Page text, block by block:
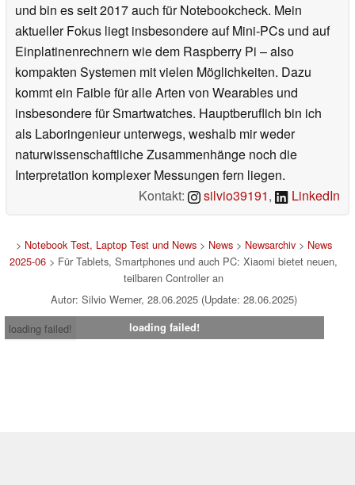
und bin es seit 2017 auch für Notebookcheck. Mein
aktueller Fokus liegt insbesondere auf Mini-PCs und auf
Einplatinenrechnern wie dem Raspberry Pi – also
kompakten Systemen mit vielen Möglichkeiten. Dazu
kommt ein Faible für alle Arten von Wearables und
insbesondere für Smartwatches. Hauptberuflich bin ich
als Laboringenieur unterwegs, weshalb mir weder
naturwissenschaftliche Zusammenhänge noch die
Interpretation komplexer Messungen fern liegen.
Kontakt:
silvio39191, LinkedIn
> Notebook Test, Laptop Test und News> News> Newsarchiv> News
2025-06 > Für Tablets, Smartphones und auch PC: Xiaomi bietet neuen,
teilbaren Controller an
Autor: Silvio Werner, 28.06.2025 (Update: 28.06.2025)
loading failed!
loading failed!